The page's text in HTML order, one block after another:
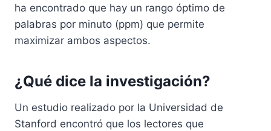
ha encontrado que hay un rango óptimo de
palabras por minuto (ppm) que permite
maximizar ambos aspectos.
¿Qué dice la investigación?
Un estudio realizado por la Universidad de
Stanford encontró que los lectores que